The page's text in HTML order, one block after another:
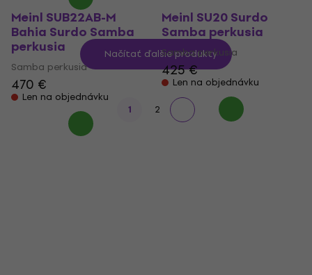
Meinl SUB22AB-M
Bahia Surdo Samba
perkusia
Samba perkusia
470 €
Len na objednávku
Meinl SU20 Surdo
Samba perkusia
Samba perkusia
425 €
Len na objednávku
Načítať ďalšie produkty
1 2